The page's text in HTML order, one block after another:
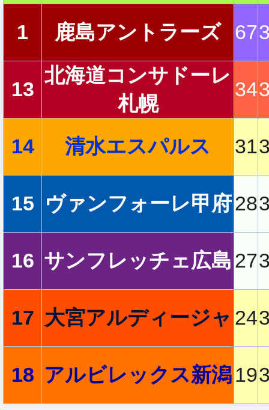
1 鹿島アントラーズ 67
13
北海道コンサドーレ
札幌
34
14 清水エスパルス 31
15 ヴァンフォーレ甲府28
16 サンフレッチェ広島 27
17 大宮アルディージャ 24
18 アルビレックス新潟19